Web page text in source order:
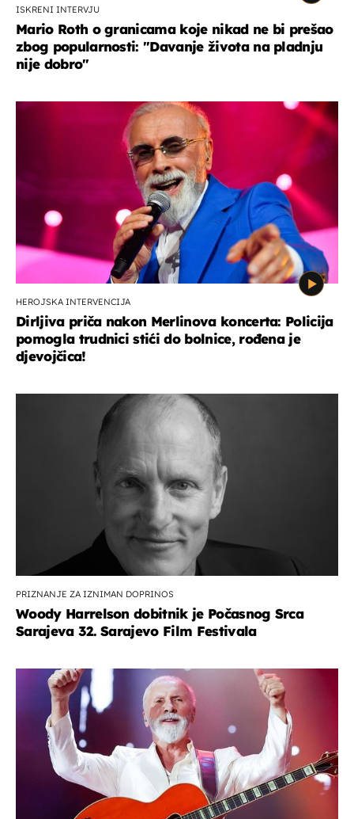
ISKRENI INTERVJU
Mario Roth o granicama koje nikad ne bi prešao
zbog popularnosti: "Davanje života na pladnju
nije dobro"
HEROJSKA INTERVENCIJA
Dirljiva priča nakon Merlinova koncerta: Policija
pomogla trudnici stići do bolnice, rođena je
djevojčica!
PRIZNANJE ZA IZNIMAN DOPRINOS
Woody Harrelson dobitnik je Počasnog Srca
Sarajeva 32. Sarajevo Film Festivala